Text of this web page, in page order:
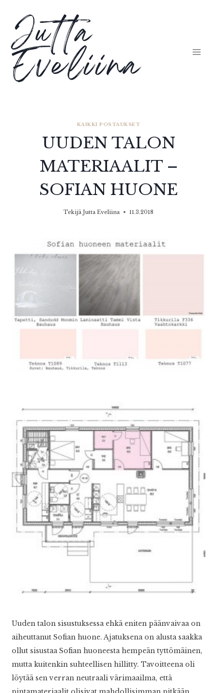
sisältöön
Jutta
Eveliina
KAIKKI POSTAUKSET
UUDEN TALON
MATERIAALIT –
SOFIAN HUONE
Tekijä Jutta Eveliina 11.3.2018
Uuden talon sisustuksessa ehkä eniten päänvaivaa on
aiheuttanut Sofian huone. Ajatuksena on alusta saakka
ollut sisustaa Sofian huoneesta hempeän tyttömäinen,
mutta kuitenkin suhteellisen hillitty. Tavoitteena oli
löytää sen verran neutraali värimaailma, että